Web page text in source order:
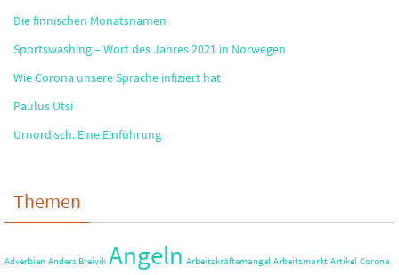
Die finnischen Monatsnamen
Sportswashing – Wort des Jahres 2021 in Norwegen
Wie Corona unsere Sprache infiziert hat
Paulus Utsi
Urnordisch. Eine Einführung
Themen
Adverbien Anders Breivik Angeln Arbeitskräftemangel Arbeitsmarkt Artikel Corona